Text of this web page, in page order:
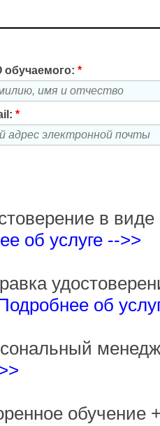
*
*
в виде
об услуге -->>
об
обучение